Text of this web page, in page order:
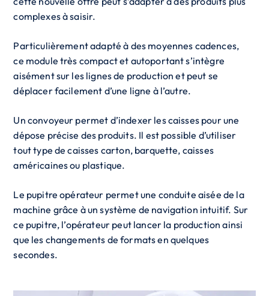
complexes à saisir.
Particulièrement adapté à des moyennes cadences,
ce module très compact et autoportant s’intègre
aisément sur les lignes de production et peut se
déplacer facilement d’une ligne à l’autre.
Un convoyeur permet d’indexer les caisses pour une
dépose précise des produits. Il est possible d’utiliser
tout type de caisses carton, barquette, caisses
américaines ou plastique.
Le pupitre opérateur permet une conduite aisée de la
machine grâce à un système de navigation intuitif. Sur
ce pupitre, l’opérateur peut lancer la production ainsi
que les changements de formats en quelques
secondes.